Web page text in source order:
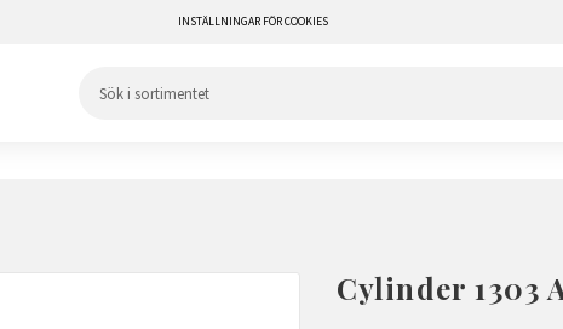
INSTÄLLNINGAR FÖR COOKIES
Cylinder 1303